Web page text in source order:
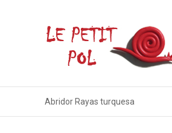
Abridor Rayas turquesa